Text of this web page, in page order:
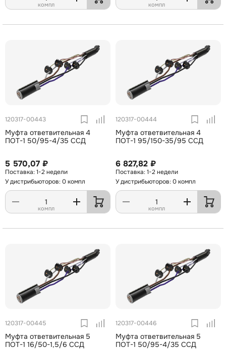
компл компл
120317-00443
Муфта ответвительная 4
ПОТ-1 50/95-4/35 ССД
5 570,07 ₽
1-2 недели
У дистрибьюторов: 0 компл
компл
120317-00444
Муфта ответвительная 4
ПОТ-1 95/150-35/95 ССД
6 827,82 ₽
1-2 недели
У дистрибьюторов: 0 компл
компл
120317-00445
Муфта ответвительная 5
ПОТ-1 16/50-1,5/6 ССД
120317-00446
Муфта ответвительная 5
ПОТ-1 50/95-4/35 ССД